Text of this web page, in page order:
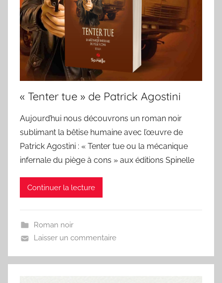
« Tenter tue » de Patrick Agostini
Aujourd’hui nous découvrons un roman noir
sublimant la bêtise humaine avec l’œuvre de
Patrick Agostini : « Tenter tue ou la mécanique
infernale du piège à cons » aux éditions Spinelle
Continuer la lecture
Roman noir
Laisser un commentaire